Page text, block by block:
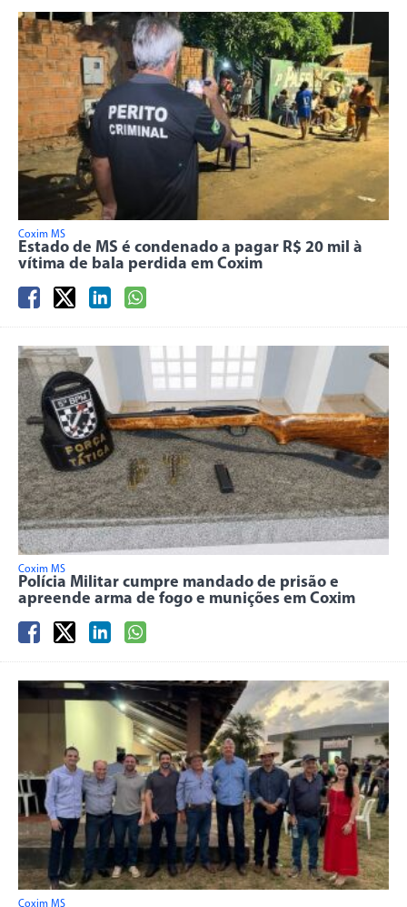
Coxim MS
Estado de MS é condenado a pagar R$ 20 mil à
vítima de bala perdida em Coxim
Coxim MS
Polícia Militar cumpre mandado de prisão e
apreende arma de fogo e munições em Coxim
Coxim MS